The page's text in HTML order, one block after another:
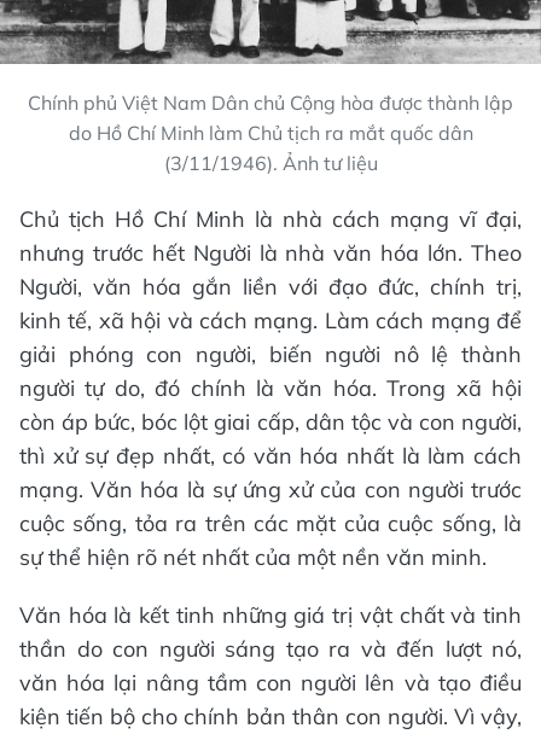
Chính phủ Việt Nam Dân chủ Cộng hòa được thành lập
do Hồ Chí Minh làm Chủ tịch ra mắt quốc dân
(3/11/1946). Ảnh tư liệu
Chủ tịch Hồ Chí Minh là nhà cách mạng vĩ đại,
nhưng trước hết Người là nhà văn hóa lớn. Theo
Người, văn hóa gắn liền với đạo đức, chính trị,
kinh tế, xã hội và cách mạng. Làm cách mạng để
giải phóng con người, biến người nô lệ thành
người tự do, đó chính là văn hóa. Trong xã hội
còn áp bức, bóc lột giai cấp, dân tộc và con người,
thì xử sự đẹp nhất, có văn hóa nhất là làm cách
mạng. Văn hóa là sự ứng xử của con người trước
cuộc sống, tỏa ra trên các mặt của cuộc sống, là
sự thể hiện rõ nét nhất của một nền văn minh.
Văn hóa là kết tinh những giá trị vật chất và tinh
thần do con người sáng tạo ra và đến lượt nó,
văn hóa lại nâng tầm con người lên và tạo điều
kiện tiến bộ cho chính bản thân con người. Vì vậy,